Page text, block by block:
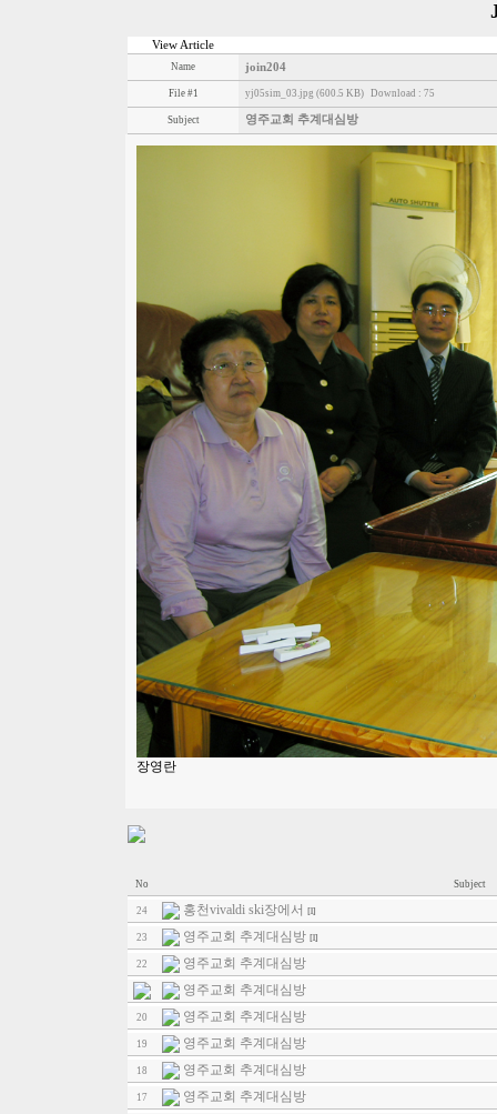
View Article
Name join204
File #1 yj05sim_03.jpg (600.5 KB) Download : 75
Subject 영주교회 추계대심방
장영란
No Subject
24 홍천vivaldi ski장에서 [1]
23 영주교회 추계대심방 [1]
22
영주교회 추계대심방
영주교회 추계대심방
20 영주교회 추계대심방
19 영주교회 추계대심방
18 영주교회 추계대심방
17 영주교회 추계대심방